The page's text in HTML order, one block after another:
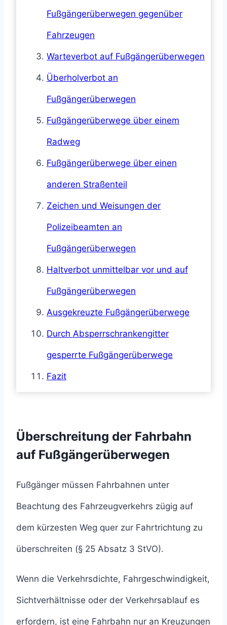
Fußgängerüberwegen gegenüber
Fahrzeugen
Warteverbot auf Fußgängerüberwegen
Überholverbot an
Fußgängerüberwegen
Fußgängerüberwege über einem
Radweg
Fußgängerüberwege über einen
anderen Straßenteil
Zeichen und Weisungen der
Polizeibeamten an
Fußgängerüberwegen
Haltverbot unmittelbar vor und auf
Fußgängerüberwegen
Ausgekreuzte Fußgängerüberwege
Durch Absperrschrankengitter
gesperrte Fußgängerüberwege
Fazit
Überschreitung der Fahrbahn
auf Fußgängerüberwegen
Fußgänger müssen Fahrbahnen unter
Beachtung des Fahrzeugverkehrs zügig auf
dem kürzesten Weg quer zur Fahrtrichtung zu
überschreiten (§ 25 Absatz 3 StVO).
Wenn die Verkehrsdichte, Fahrgeschwindigkeit,
Sichtverhältnisse oder der Verkehrsablauf es
erfordern, ist eine Fahrbahn nur an Kreuzungen